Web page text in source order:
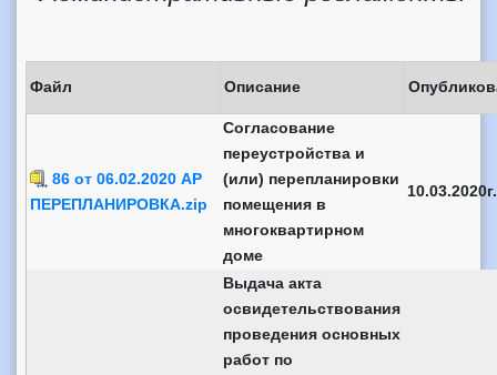
Файл Описание
86 от 06.02.2020 АР
ПЕРЕПЛАНИРОВКА.zip
Согласование
переустройства и
(или) перепланировки
помещения в
многоквартирном
доме
10.03.2020г.
Выдача акта
освидетельствования
проведения основных
работ по